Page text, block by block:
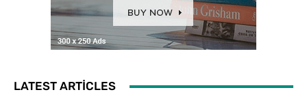
LATEST ARTICLES